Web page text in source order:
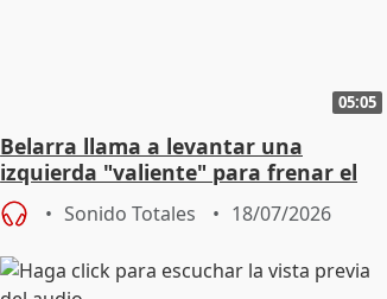
05:05
Belarra llama a levantar una
izquierda "valiente" para frenar el
avance de la extrema derecha
Sonido Totales 18/07/2026